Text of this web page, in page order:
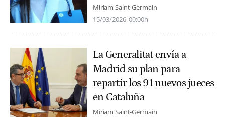
Miriam Saint-Germain
15/03/2026 00:00h
La Generalitat envía a
Madrid su plan para
repartir los 91 nuevos jueces
en Cataluña
Miriam Saint-Germain